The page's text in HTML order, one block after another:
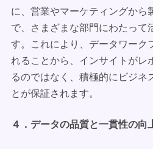
に、営業やマーケティングから
で、さまざまな部門にわたって
す。これにより、データワーク
れることから、インサイトがレ
るのではなく、積極的にビジネ
とが保証されます。
４．データの品質と一貫性の向